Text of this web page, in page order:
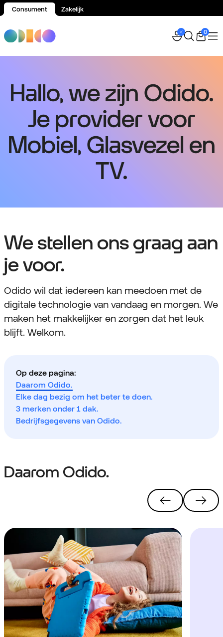
Consument Zakelijk
0
Hallo, we zijn Odido.
Je provider voor
Mobiel, Glasvezel en
TV.
We stellen ons graag aan
je voor.
Odido wil dat iedereen kan meedoen met de
digitale technologie van vandaag en morgen. We
maken het makkelijker en zorgen dat het leuk
blijft. Welkom.
Op deze pagina:
Daarom Odido.
Elke dag bezig om het beter te doen.
3 merken onder 1 dak.
Bedrijfsgegevens van Odido.
Daarom Odido.